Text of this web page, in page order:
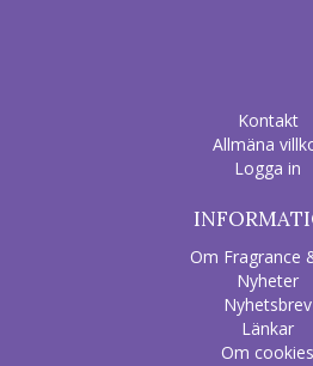
Kontakt
Allmäna
Logga in
Om Fragrance
Nyheter
Nyhetsbrev
Länkar
Om cookies